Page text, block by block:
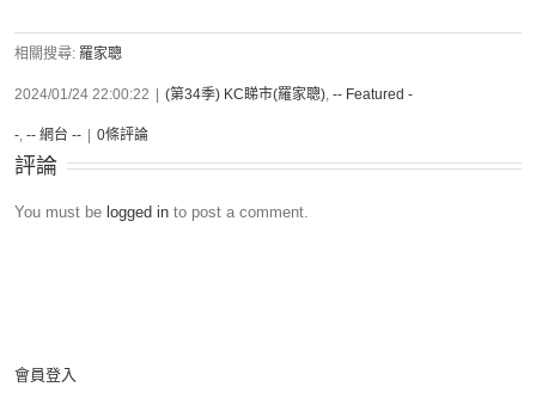
相關搜尋: 羅家聰
2024/01/24 22:00:22 (第34季) KC睇市(羅家聰), -- Featured -
-, -- 網台 -- 0條評論
評論
You must be logged in to post a comment.
會員登入